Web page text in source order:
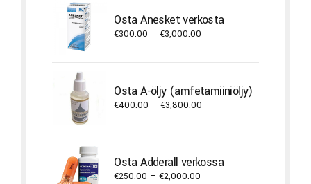
Osta Anesket verkosta
€300.00 – €3,000.00
€3,000.00
Osta A-öljy (amfetamiiniöljy)
€400.00 – €3,800.00
€3,800.00
Osta Adderall verkossa
€250.00 – €2,000.00